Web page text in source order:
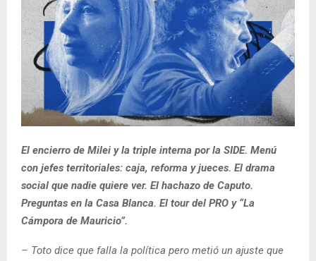
El encierro de Milei y la triple interna por la SIDE. Menú
con jefes territoriales: caja, reforma y jueces. El drama
social que nadie quiere ver. El hachazo de Caputo.
Preguntas en la Casa Blanca. El tour del PRO y “La
Cámpora de Mauricio”.
– Toto dice que falla la política pero metió un ajuste que